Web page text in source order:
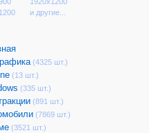
и другие...
(4325 шт.)
(13 шт.)
(335 шт.)
(891 шт.)
(7869 шт.)
(3521 шт.)